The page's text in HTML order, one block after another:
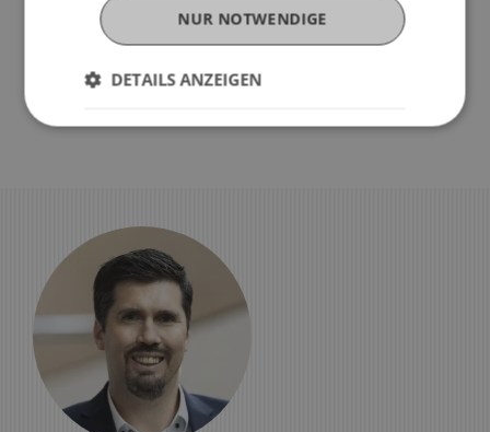
Workshops zu Innovative and
Digital Finance
NUR NOTWENDIGE
DETAILS ANZEIGEN